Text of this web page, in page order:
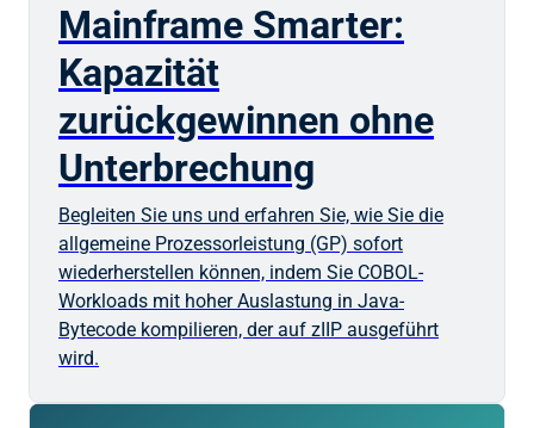
Mainframe Smarter:
Kapazität
zurückgewinnen ohne
Unterbrechung
Begleiten Sie uns und erfahren Sie, wie Sie die
allgemeine Prozessorleistung (GP) sofort
wiederherstellen können, indem Sie COBOL-
Workloads mit hoher Auslastung in Java-
Bytecode kompilieren, der auf zIIP ausgeführt
wird.